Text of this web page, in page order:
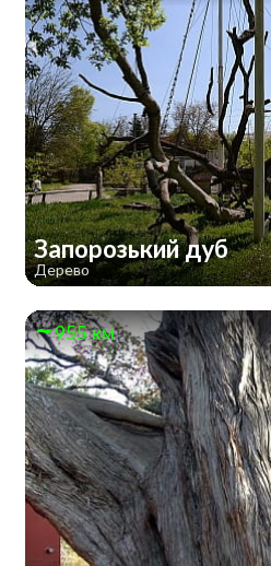
Запорозький дуб
Дерево
955 км